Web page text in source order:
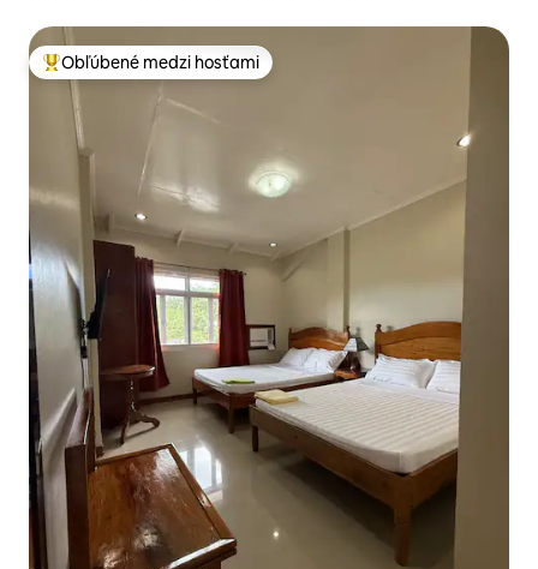
Najobľúbenejšie medzi hosťami
Obľúbené medzi hosťami